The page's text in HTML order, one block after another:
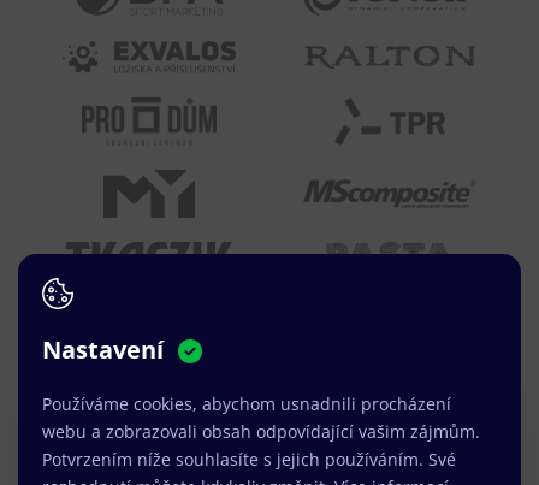
Právě jsme k dispozici.
Nastavení
Používáme cookies, abychom usnadnili procházení
webu a zobrazovali obsah odpovídající vašim zájmům.
Potvrzením níže souhlasíte s jejich používáním. Své